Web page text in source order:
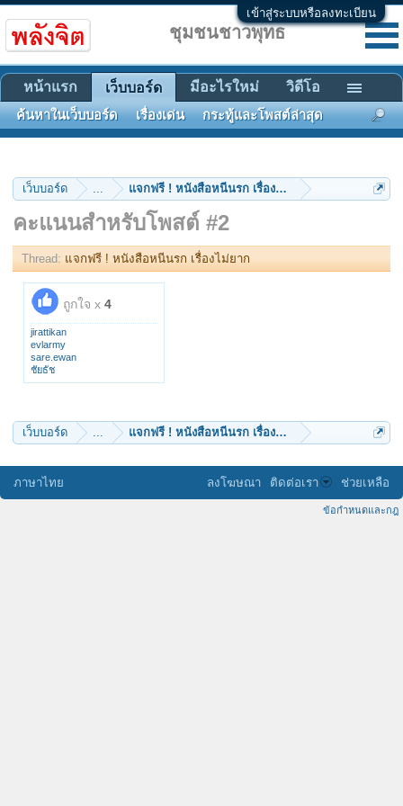
เข้าสู่ระบบหรือลงทะเบียน
เว็บบอร์ด ... แจกฟรี ! หนังสือหนีนรก เรื่องไม่ยาก
คะแนนสำหรับโพสต์ #2
Thread: แจกฟรี ! หนังสือหนีนรก เรื่องไม่ยาก
ถูกใจ x 4
jirattikan
evlarmy
sare.ewan
ชัยธัช
เว็บบอร์ด ... แจกฟรี ! หนังสือหนีนรก เรื่องไม่ยาก
ชุมชนชาวพุทธ
หน้าแรก เว็บบอร์ด
ค้นหาในเว็บบอร์ด เรื่องเด่น กระทู้และโพสต์ล่าสุด
มีอะไรใหม่ วิดีโอ
ภาษาไทย ลงโฆษณา ติดต่อเรา ช่วยเหลือ
ข้อกำหนดและกฎ